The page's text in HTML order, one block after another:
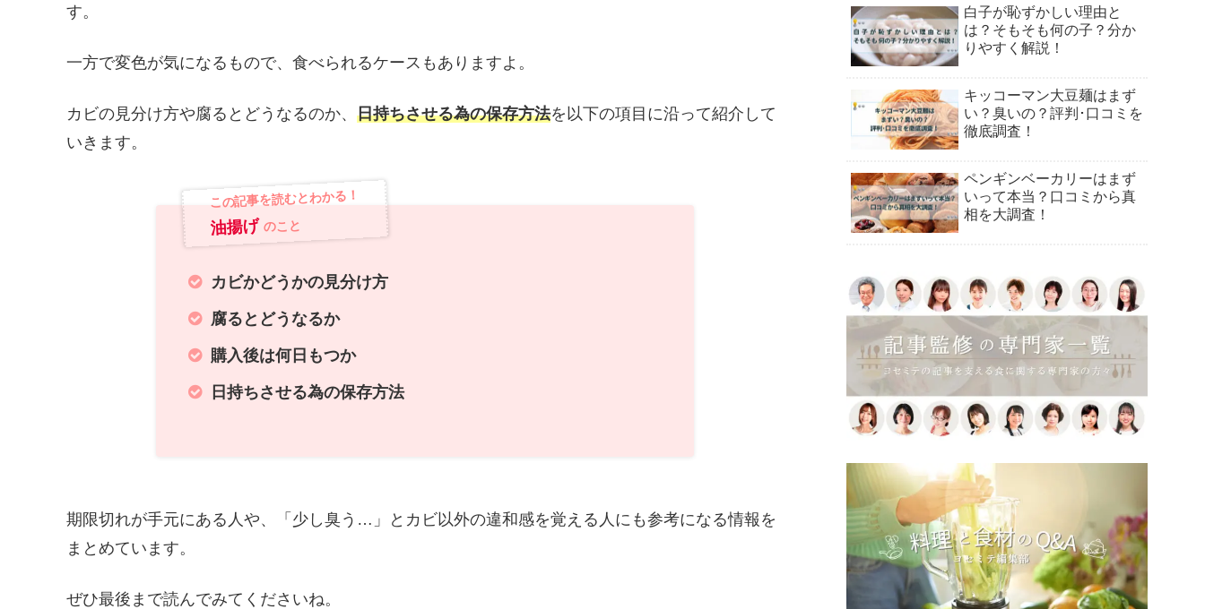
す。
一方で変色が気になるもので、食べられるケースもありますよ。
カビの見分け方や腐るとどうなるのか、 日持ちさせる為の保存方法を以下の項目に沿って紹介して
いきます。
この記事を読むとわかる！
油揚げのこと
カビかどうかの見分け方
腐るとどうなるか
購入後は何日もつか
日持ちさせる為の保存方法
期限切れが手元にある人や、「少し臭う…」とカビ以外の違和感を覚える人にも参考になる情報を
まとめています。
ぜひ最後まで読んでみてくださいね。
白子が恥ずかしい理由と
は？そもそも何の子？分か
りやすく解説！
キッコーマン大豆麺はまず
い？臭いの？評判･口コミを
徹底調査！
ペンギンベーカリーはまず
いって本当？口コミから真
相を大調査！